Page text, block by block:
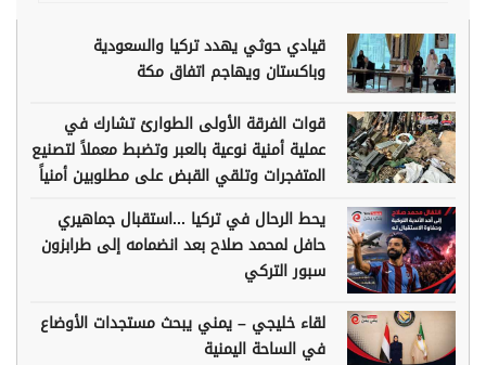
قيادي حوثي يهدد تركيا والسعودية
وباكستان ويهاجم اتفاق مكة
قوات الفرقة الأولى الطوارئ تشارك في
عملية أمنية نوعية بالعبر وتضبط معملاً لتصنيع
المتفجرات وتلقي القبض على مطلوبين أمنياً
يحط الرحال في تركيا ...استقبال جماهيري
حافل لمحمد صلاح بعد انضمامه إلى طرابزون
سبور التركي
لقاء خليجي – يمني يبحث مستجدات الأوضاع
في الساحة اليمنية